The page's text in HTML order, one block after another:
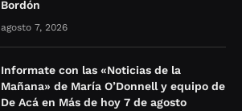
Bordón
agosto 7, 2026
Informate con las «Noticias de la
Mañana» de María O’Donnell y equipo de
De Acá en Más de hoy 7 de agosto